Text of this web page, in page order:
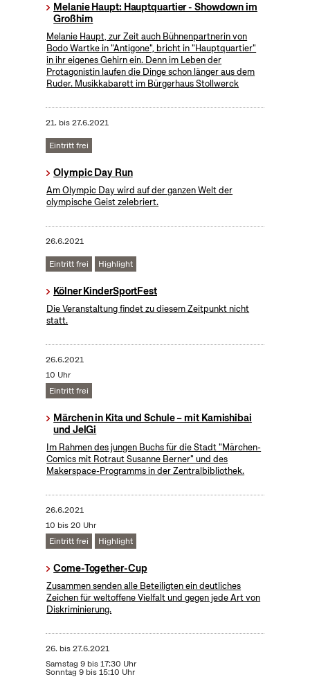
Melanie Haupt: Hauptquartier - Showdown im
Großhirn
Melanie Haupt, zur Zeit auch Bühnenpartnerin von
Bodo Wartke in "Antigone", bricht in "Hauptquartier"
in ihr eigenes Gehirn ein. Denn im Leben der
Protagonistin laufen die Dinge schon länger aus dem
Ruder. Musikkabarett im Bürgerhaus Stollwerck
21. bis27.6.2021
Eintritt frei
Olympic Day Run
Am Olympic Day wird auf der ganzen Welt der
olympische Geist zelebriert.
26.6.2021
Eintritt frei Highlight
Kölner KinderSportFest
Die Veranstaltung findet zu diesem Zeitpunkt nicht
statt.
26.6.2021
10 Uhr
Eintritt frei
Märchen in Kita und Schule – mit Kamishibai
und JelGi
Im Rahmen des jungen Buchs für die Stadt "Märchen-
Comics mit Rotraut Susanne Berner" und des
Makerspace-Programms in der Zentralbibliothek.
26.6.2021
10 bis 20 Uhr
Eintritt frei
Highlight
Come-Together-Cup
Zusammen senden alle Beteiligten ein deutliches
Zeichen für weltoffene Vielfalt und gegen jede Art von
Diskriminierung.
26. bis27.6.2021
Samstag 9 bis 17:30 Uhr
Sonntag 9 bis 15:10 Uhr